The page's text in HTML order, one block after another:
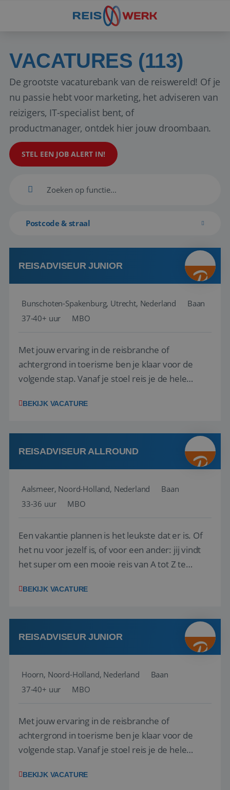
VACATURES (113)
De grootste vacaturebank van de reiswereld! Of je
nu passie hebt voor marketing, het adviseren van
reizigers, IT-specialist bent, of
productmanager, ontdek hier jouw droombaan.
STEL EEN JOB ALERT IN!
Postcode & straal
REISADVISEUR JUNIOR
Bunschoten-Spakenburg, Utrecht, Nederland
Baan
37-40+ uur
MBO
Met jouw ervaring in de reisbranche of
achtergrond in toerisme ben je klaar voor de
volgende stap. Vanaf je stoel reis je de hele
wensen van je team, je klant en wat er in de
klanten te overtuigen om die droomreis te
boeken! ...
BEKIJK VACATURE
REISADVISEUR ALLROUND
Aalsmeer, Noord-Holland, Nederland
Baan
33-36 uur
MBO
Een vakantie plannen is het leukste dat er is. Of
het nu voor jezelf is, of voor een ander: jij vindt
het super om een mooie reis van A tot Z te
vakantiegangers de meest prachtige plekjes op
werken: of het nu gaat om vragen ...
BEKIJK VACATURE
REISADVISEUR JUNIOR
Hoorn, Noord-Holland, Nederland
Baan
37-40+ uur
MBO
Met jouw ervaring in de reisbranche of
achtergrond in toerisme ben je klaar voor de
volgende stap. Vanaf je stoel reis je de hele
wensen van je team, je klant en wat er in de
BEKIJK VACATURE